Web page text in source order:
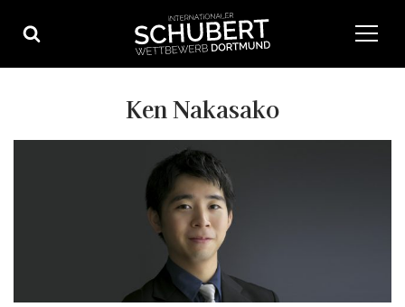
Inhalt
Ken Nakasako